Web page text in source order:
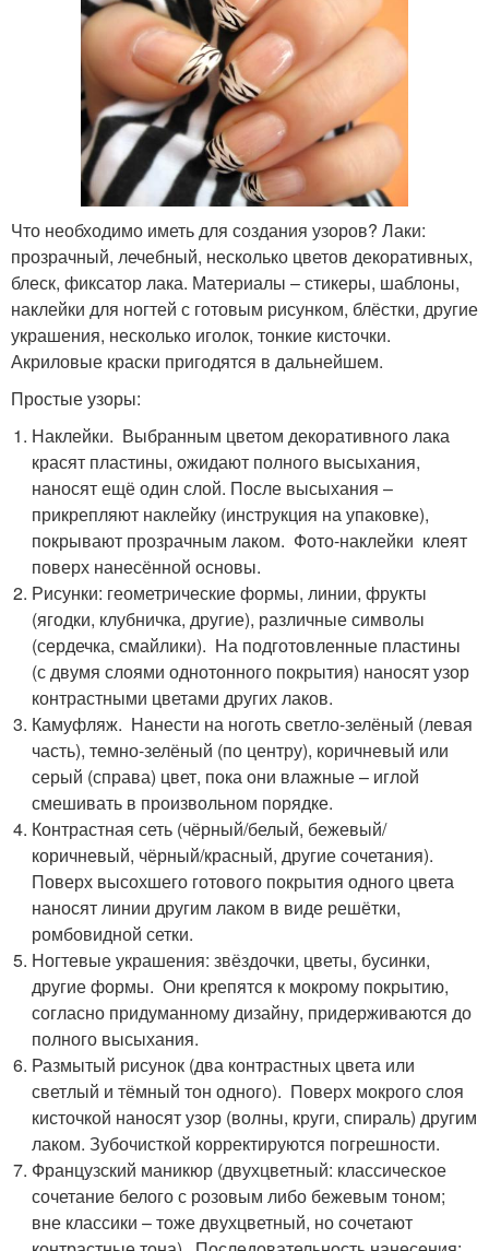
Что необходимо иметь для создания узоров? Лаки:
прозрачный, лечебный, несколько цветов декоративных,
блеск, фиксатор лака. Материалы – стикеры, шаблоны,
наклейки для ногтей с готовым рисунком, блёстки, другие
украшения, несколько иголок, тонкие кисточки.
Акриловые краски пригодятся в дальнейшем.
Простые узоры:
Наклейки. Выбранным цветом декоративного лака
красят пластины, ожидают полного высыхания,
наносят ещё один слой. После высыхания –
прикрепляют наклейку (инструкция на упаковке),
покрывают прозрачным лаком. Фото-наклейки клеят
поверх нанесённой основы.
Рисунки: геометрические формы, линии, фрукты
(ягодки, клубничка, другие), различные символы
(сердечка, смайлики). На подготовленные пластины
(с двумя слоями однотонного покрытия) наносят узор
контрастными цветами других лаков.
Камуфляж. Нанести на ноготь светло-зелёный (левая
часть), темно-зелёный (по центру), коричневый или
серый (справа) цвет, пока они влажные – иглой
смешивать в произвольном порядке.
Контрастная сеть (чёрный/белый, бежевый/
коричневый, чёрный/красный, другие сочетания).
Поверх высохшего готового покрытия одного цвета
наносят линии другим лаком в виде решётки,
ромбовидной сетки.
Ногтевые украшения: звёздочки, цветы, бусинки,
другие формы. Они крепятся к мокрому покрытию,
согласно придуманному дизайну, придерживаются до
полного высыхания.
Размытый рисунок (два контрастных цвета или
светлый и тёмный тон одного). Поверх мокрого слоя
кисточкой наносят узор (волны, круги, спираль) другим
лаком. Зубочисткой корректируются погрешности.
Французский маникюр (двухцветный: классическое
сочетание белого с розовым либо бежевым тоном;
вне классики – тоже двухцветный, но сочетают